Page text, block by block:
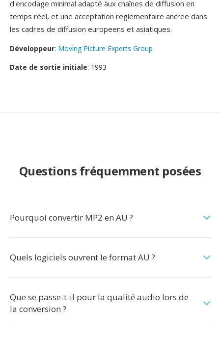
d'encodage minimal adapté àux chaînes de diffusion en
temps réel, et une acceptation reglementaire ancree dans
les cadres de diffusion europeens et asiatiques.
Développeur: Moving Picture Experts Group
Date de sortie initiale: 1993
Questions fréquemment posées
Pourquoi convertir MP2 en AU ?
Quels logiciels ouvrent le format AU ?
Que se passe-t-il pour la qualité audio lors de
la conversion ?